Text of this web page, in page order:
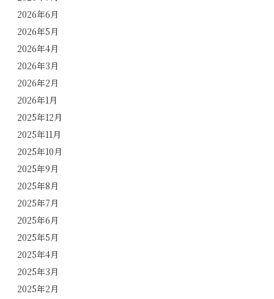
2026年6月
2026年5月
2026年4月
2026年3月
2026年2月
2026年1月
2025年12月
2025年11月
2025年10月
2025年9月
2025年8月
2025年7月
2025年6月
2025年5月
2025年4月
2025年3月
2025年2月